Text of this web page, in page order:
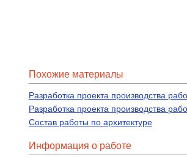
Похожие материалы
Разработка проекта производства
Разработка проекта производства
Состав работы по архитектуре
Информация о работе